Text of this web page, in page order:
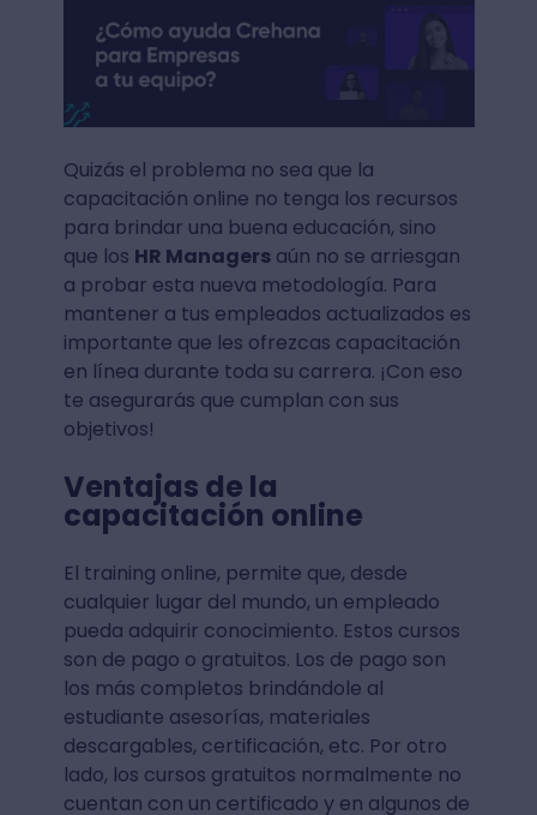
Quizás el problema no sea que la
capacitación online no tenga los recursos
para brindar una buena educación, sino
que los HR Managersaún no se arriesgan
a probar esta nueva metodología. Para
mantener a tus empleados actualizados es
importante que les ofrezcas capacitación
en línea durante toda su carrera. ¡Con eso
te asegurarás que cumplan con sus
objetivos!
Ventajas de la
capacitación online
El training online, permite que, desde
cualquier lugar del mundo, un empleado
pueda adquirir conocimiento. Estos cursos
son de pago o gratuitos. Los de pago son
los más completos brindándole al
estudiante asesorías, materiales
descargables, certificación, etc. Por otro
lado, los cursos gratuitos normalmente no
cuentan con un certificado y en algunos de